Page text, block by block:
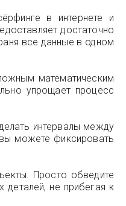
в интернете и
достаточно
все данные в одном
математическим
упрощает процесс
интервалы между
можете фиксировать
Просто обведите
не прибегая к